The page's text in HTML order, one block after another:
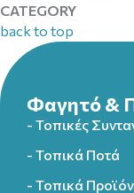
CATEGORY
back to top
Φαγητό &
- Τοπικές
- Τοπικά Ποτά
- Τοπικά